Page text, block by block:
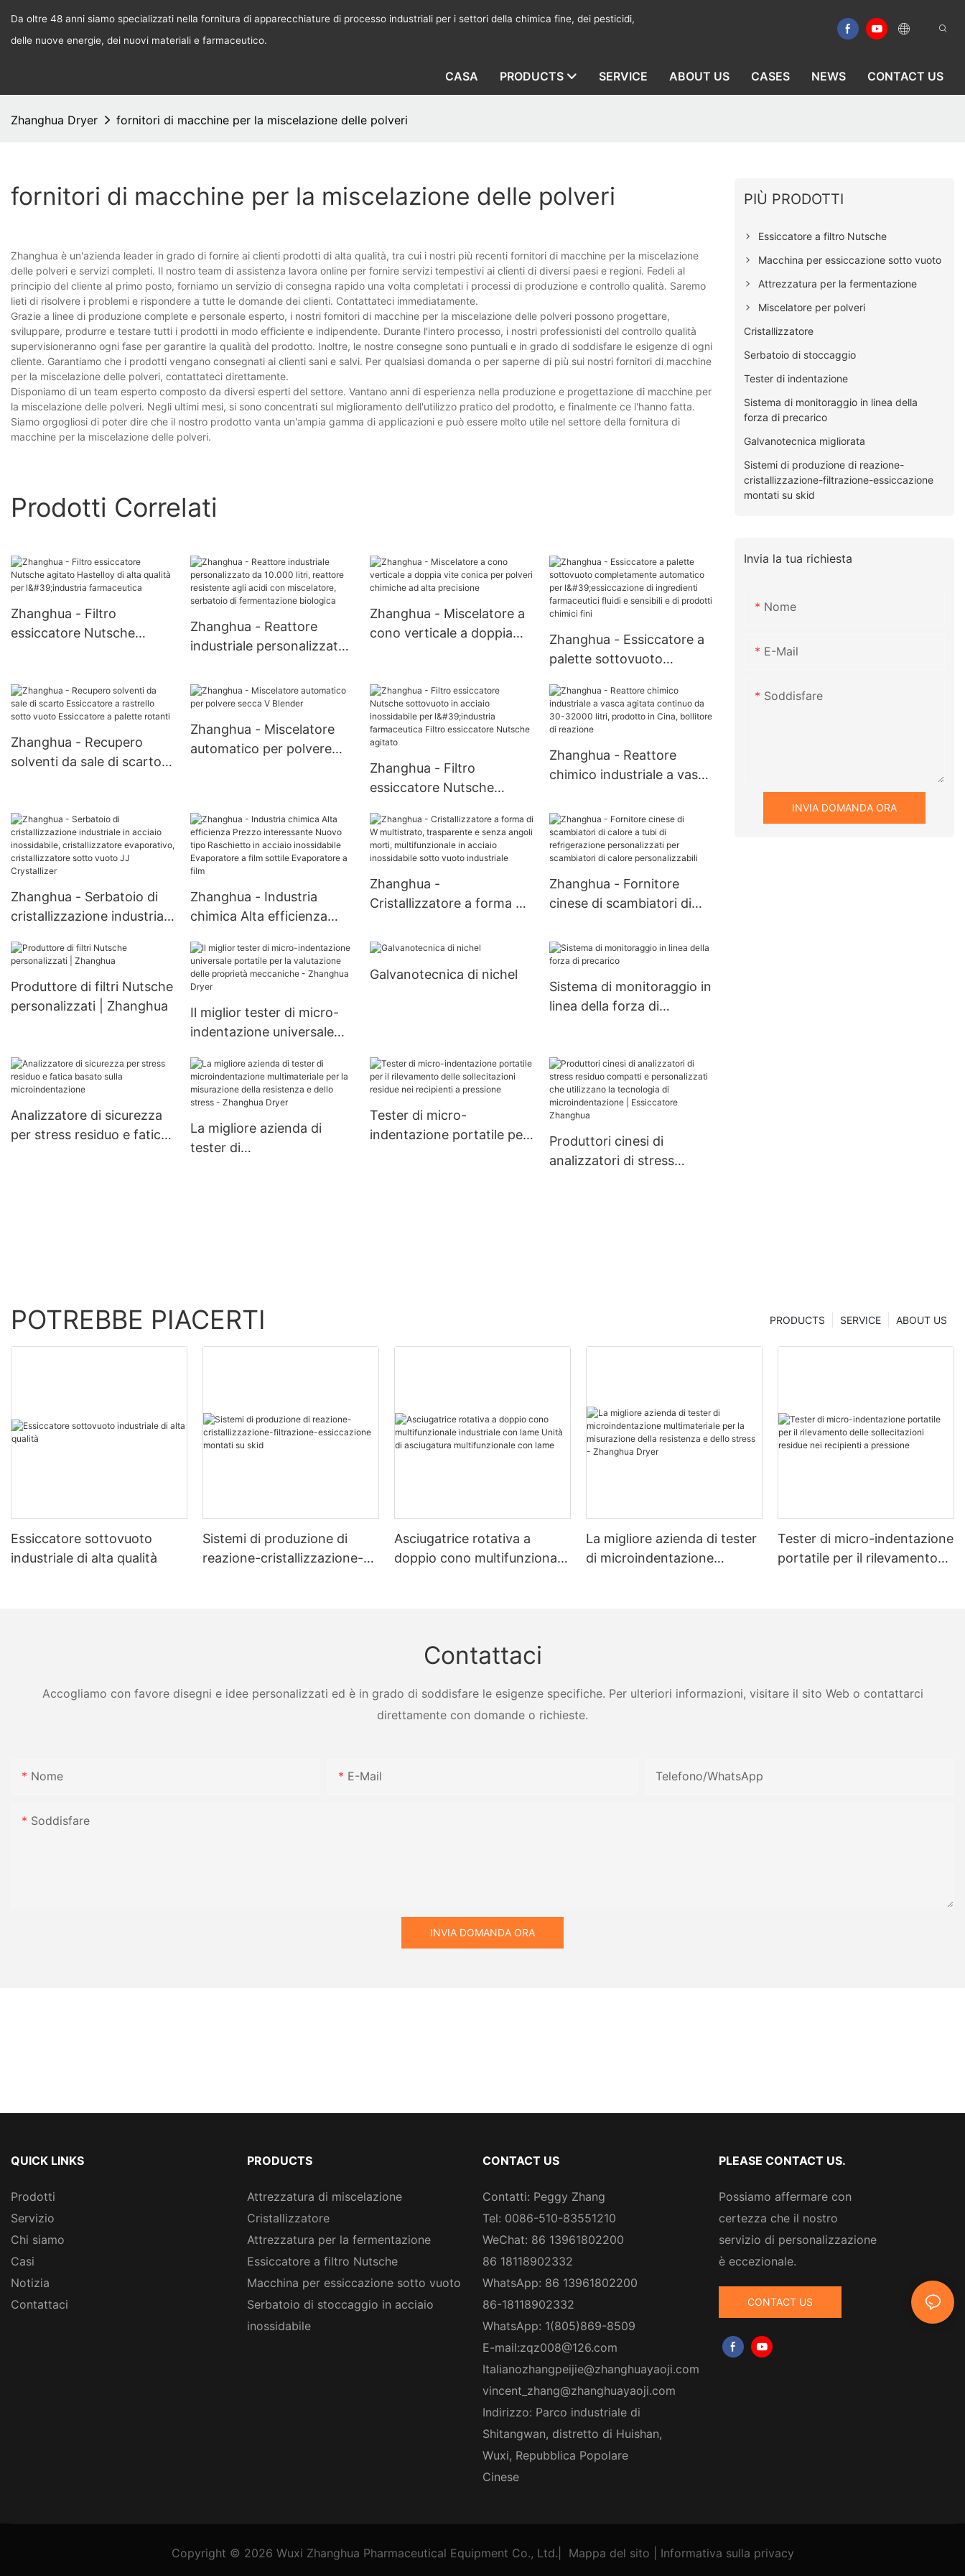
Da oltre 48 anni siamo specializzati nella fornitura di apparecchiature di processo industriali per i settori della chimica fine, dei pesticidi,
delle nuove energie, dei nuovi materiali e farmaceutico.
CASA PRODUCTS SERVICE ABOUT US CASES NEWS CONTACT US
Zhanghua Dryer fornitori di macchine per la miscelazione delle polveri
fornitori di macchine per la miscelazione delle polveri
Zhanghua è un'azienda leader in grado di fornire ai clienti prodotti di alta qualità, tra cui i nostri più recenti fornitori di macchine per la miscelazione
delle polveri e servizi completi. Il nostro team di assistenza lavora online per fornire servizi tempestivi ai clienti di diversi paesi e regioni. Fedeli al
principio del cliente al primo posto, forniamo un servizio di consegna rapido una volta completati i processi di produzione e controllo qualità. Saremo
lieti di risolvere i problemi e rispondere a tutte le domande dei clienti. Contattateci immediatamente.
Grazie a linee di produzione complete e personale esperto, i nostri fornitori di macchine per la miscelazione delle polveri possono progettare,
sviluppare, produrre e testare tutti i prodotti in modo efficiente e indipendente. Durante l'intero processo, i nostri professionisti del controllo qualità
supervisioneranno ogni fase per garantire la qualità del prodotto. Inoltre, le nostre consegne sono puntuali e in grado di soddisfare le esigenze di ogni
cliente. Garantiamo che i prodotti vengano consegnati ai clienti sani e salvi. Per qualsiasi domanda o per saperne di più sui nostri fornitori di macchine
per la miscelazione delle polveri, contattateci direttamente.
Disponiamo di un team esperto composto da diversi esperti del settore. Vantano anni di esperienza nella produzione e progettazione di macchine per
la miscelazione delle polveri. Negli ultimi mesi, si sono concentrati sul miglioramento dell'utilizzo pratico del prodotto, e finalmente ce l'hanno fatta.
Siamo orgogliosi di poter dire che il nostro prodotto vanta un'ampia gamma di applicazioni e può essere molto utile nel settore della fornitura di
macchine per la miscelazione delle polveri.
Prodotti Correlati
Zhanghua - Filtro
essiccatore Nutsche
farmaceutica
Zhanghua - Reattore
industriale personalizzato
resistente agli acidi con
miscelatore, serbatoio di
fermentazione biologica
Zhanghua - Miscelatore a
cono verticale a doppia
precisione
Zhanghua - Essiccatore a
palette sottovuoto
automatico per
l'essiccazione di
ingredienti farmaceutici
fluidi e sensibili e di
prodotti chimici fini
Zhanghua - Recupero
solventi da sale di scarto
palette rotanti
Zhanghua - Miscelatore
automatico per polvere
Zhanghua - Filtro
essiccatore Nutsche
inossidabile per l'industria
farmaceutica Filtro
essiccatore Nutsche
agitato
Zhanghua - Reattore
chimico industriale a vasca
32000 litri, prodotto in
Cina, bollitore di reazione
Zhanghua - Serbatoio di
cristallizzazione industriale
cristallizzatore
cristallizzatore sotto vuoto
JJ Crystallizer
Zhanghua - Industria
chimica Alta efficienza
Nuovo tipo Raschietto in
acciaio inossidabile
Evaporatore a film sottile
Evaporatore a film
Zhanghua -
Cristallizzatore a forma di
e senza angoli morti,
inossidabile sotto vuoto
Zhanghua - Fornitore
cinese di scambiatori di
refrigerazione
personalizzati per
scambiatori di calore
personalizzabili
Produttore di filtri Nutsche
personalizzati | Zhanghua
Il miglior tester di micro-
indentazione universale
delle proprietà
meccaniche - Zhanghua
Dryer
Galvanotecnica di nichel
Sistema di monitoraggio in
linea della forza di
Analizzatore di sicurezza
per stress residuo e fatica
La migliore azienda di
tester di
Tester di micro-
indentazione portatile per
Produttori cinesi di
analizzatori di stress
PIÙ PRODOTTI
Essiccatore a filtro Nutsche
Macchina per essiccazione sotto vuoto
Attrezzatura per la fermentazione
Miscelatore per polveri
Cristallizzatore
Serbatoio di stoccaggio
Tester di indentazione
Sistema di monitoraggio in linea della
forza di precarico
Galvanotecnica migliorata
Sistemi di produzione di reazione-
cristallizzazione-filtrazione-essiccazione
montati su skid
Invia la tua richiesta
Nome
E-Mail
Soddisfare
INVIA DOMANDA ORA
POTREBBE PIACERTI ABOUT US
SERVICE
PRODUCTS
Essiccatore sottovuoto
industriale di alta qualità
Sistemi di produzione di
reazione-cristallizzazione-
Asciugatrice rotativa a
doppio cono multifunzionale
La migliore azienda di tester
di microindentazione
Tester di micro-indentazione
portatile per il rilevamento
Contattaci
Accogliamo con favore disegni e idee personalizzati ed è in grado di soddisfare le esigenze specifiche. Per ulteriori informazioni, visitare il sito Web o contattarci
direttamente con domande o richieste.
Nome E-Mail Telefono/WhatsApp
Soddisfare
INVIA DOMANDA ORA
QUICK LINKS
Prodotti
Servizio
Chi siamo
Casi
Notizia
Contattaci
PRODUCTS
Attrezzatura di miscelazione
Cristallizzatore
Attrezzatura per la fermentazione
Essiccatore a filtro Nutsche
Macchina per essiccazione sotto vuoto
Serbatoio di stoccaggio in acciaio
inossidabile
CONTACT US
Contatti: Peggy Zhang
Tel: 0086-510-83551210
WeChat: 86 13961802200
86 18118902332
WhatsApp: 86 13961802200
86-18118902332
WhatsApp: 1(805)869-8509
E-mail:zqz008@126.com
Italianozhangpeijie@zhanghuayaoji.com
vincent_zhang@zhanghuayaoji.com
Indirizzo: Parco industriale di
Shitangwan, distretto di Huishan,
Wuxi, Repubblica Popolare
Cinese
PLEASE CONTACT US.
Possiamo affermare con
certezza che il nostro
servizio di personalizzazione
è eccezionale.
CONTACT US
Copyright © 2026 Wuxi Zhanghua Pharmaceutical Equipment Co., Ltd. Mappa del sito Informativa sulla privacy